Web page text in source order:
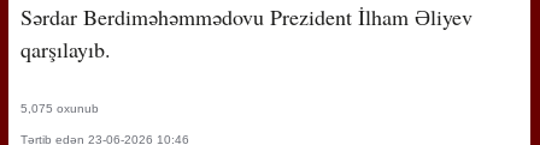
Sərdar Berdiməhəmmədovu Prezident İlham Əliyev
qarşılayıb.
5,075 oxunub
Tərtib edən 23-06-2026 10:46